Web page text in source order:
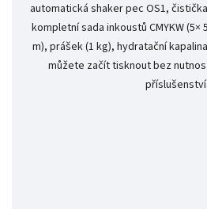
automatická shaker pec OS1,
kompletní sada inkoustů CMYKW (5×
m), prášek (1 kg), hydratační
můžete začít tisknout bez
příslušenství.